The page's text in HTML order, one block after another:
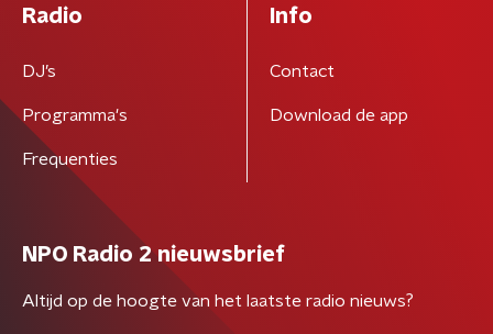
Radio
DJ’s
Programma's
Frequenties
Info
Contact
Download de app
NPO Radio 2 nieuwsbrief
Altijd op de hoogte van het laatste radio nieuws?